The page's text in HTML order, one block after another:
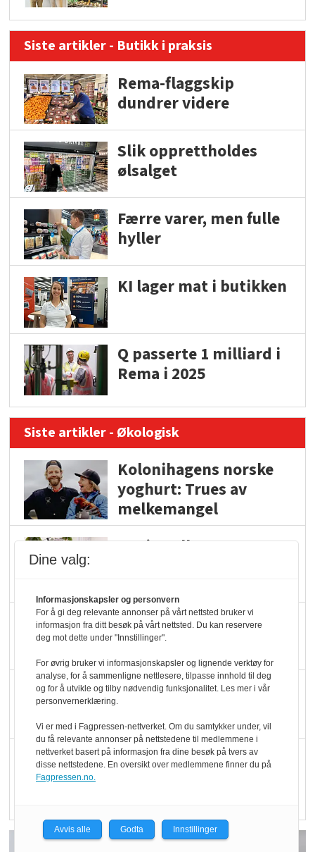
Siste artikler - Butikk i praksis
Rema-flaggskip
dundrer videre
Slik opprettholdes
ølsalget
Færre varer, men fulle
hyller
KI lager mat i butikken
Q passerte 1 milliard i
Rema i 2025
Siste artikler - Økologisk
Kolonihagens norske
yoghurt: Trues av
melkemangel
Marit Kolby vant
Blir enklere å velge
økologisk i butikkhylla
Kolonihagen sliter
med å få tak i nok melk
Rapport: Økokundene
Dine valg:
Informasjonskapsler og personvern
For å gi deg relevante annonser på vårt nettsted bruker vi
informasjon fra ditt besøk på vårt nettsted. Du kan reservere
deg mot dette under "Innstillinger".
For øvrig bruker vi informasjonskapsler og lignende verktøy for
analyse, for å sammenligne nettlesere, tilpasse innhold til deg
og for å utvikle og tilby nødvendig funksjonalitet. Les mer i vår
personvernerklæring.
Vi er med i Fagpressen-nettverket. Om du samtykker under, vil
du få relevante annonser på nettstedene til medlemmene i
nettverket basert på informasjon fra dine besøk på tvers av
disse nettstedene. En oversikt over medlemmene finner du på
Fagpressen.no.
Avvis alle Godta Innstillinger